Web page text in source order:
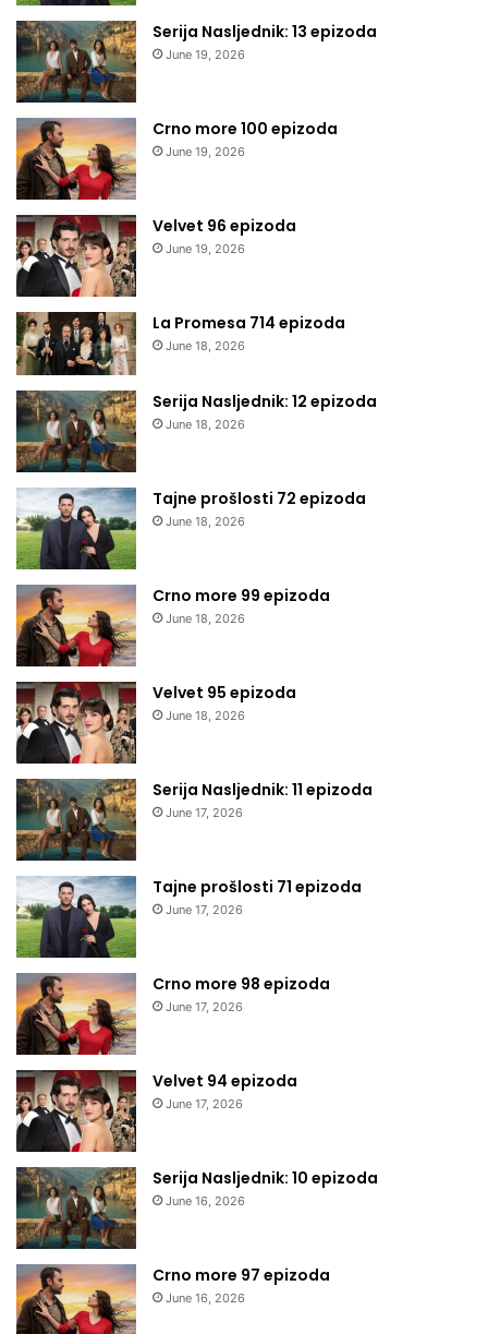
Serija Nasljednik: 13 epizoda
June 19, 2026
Crno more 100 epizoda
June 19, 2026
Velvet 96 epizoda
June 19, 2026
La Promesa 714 epizoda
June 18, 2026
Serija Nasljednik: 12 epizoda
June 18, 2026
Tajne prošlosti 72 epizoda
June 18, 2026
Crno more 99 epizoda
June 18, 2026
Velvet 95 epizoda
June 18, 2026
Serija Nasljednik: 11 epizoda
June 17, 2026
Tajne prošlosti 71 epizoda
June 17, 2026
Crno more 98 epizoda
June 17, 2026
Velvet 94 epizoda
June 17, 2026
Serija Nasljednik: 10 epizoda
June 16, 2026
Crno more 97 epizoda
June 16, 2026